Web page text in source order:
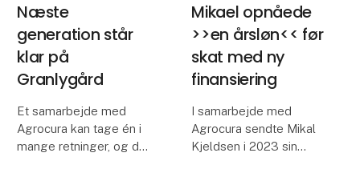
Næste
generation står
klar på
Granlygård
Et samarbejde med
Agrocura kan tage én i
mange retninger, og det
Mikael opnåede
>>en årsløn<< før
skat med ny
finansiering
I samarbejde med
Agrocura sendte Mikal
Kjeldsen i 2023 sin